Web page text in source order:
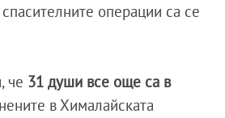
операции са се
че 31 души все още са в
в Хималайската